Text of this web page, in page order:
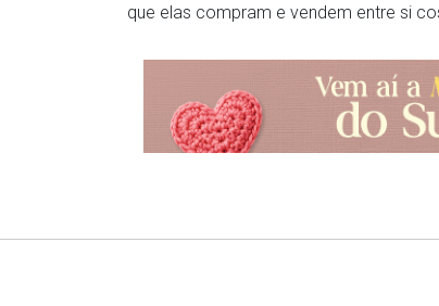
que elas compram e vendem entre si